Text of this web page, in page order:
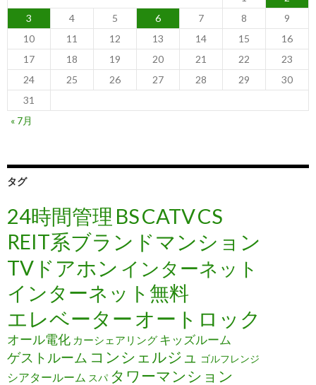
3
4 5 6 7 8
9
10
11 12 13 14 15
16
17
18 19 20 21 22
23
24
25 26 27 28 29
30
31
« 7月
タグ
24時間管理 BSCATVCS
REIT系ブランドマンション
TVドアホン インターネット
インターネット無料
エレベーター オートロック
オール電化 カーシェアリング キッズルーム
ゲストルーム コンシェルジュ ゴルフレンジ
シアタールーム スパ タワーマンション